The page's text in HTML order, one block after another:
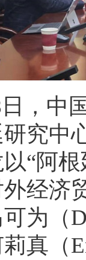
，中
究中
“阿
经济
为（
真（